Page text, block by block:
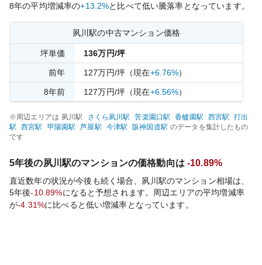
8年の平均増減率の+13.2%と比べて低い騰落率となっています。
夙川駅の中古マンション価格
坪単価 136万円/坪
前年 127万円/坪 （現在+6.76%）
8年前 127万円/坪 （現在+6.56%）
※周辺エリアは 夙川駅 さくら夙川駅 苦楽園口駅 香櫨園駅 西宮駅
打出
駅
西宮駅 甲陽園駅 芦屋駅 今津駅 阪神国道駅 のデータを集計したもの
です
5年後の夙川駅のマンションの価格動向は -10.89%
直近数年の状況が今後も続く場合、 夙川 駅のマンション相場は、
5年後-10.89%になると予想されます。周辺エリアの平均増減率
が-4.31%に比べると低い増減率となっています。